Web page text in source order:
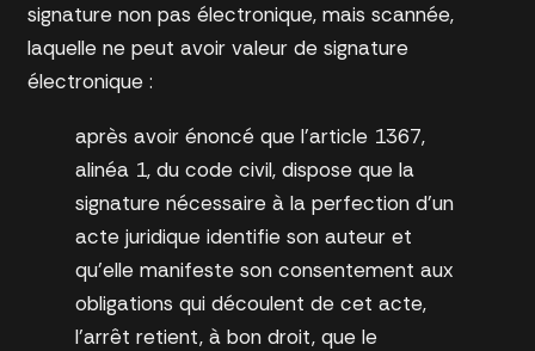
signature non pas électronique, mais scannée,
laquelle ne peut avoir valeur de signature
électronique :
après avoir énoncé que l’article 1367,
alinéa 1, du code civil, dispose que la
signature nécessaire à la perfection d’un
acte juridique identifie son auteur et
qu’elle manifeste son consentement aux
obligations qui découlent de cet acte,
l’arrêt retient, à bon droit, que le